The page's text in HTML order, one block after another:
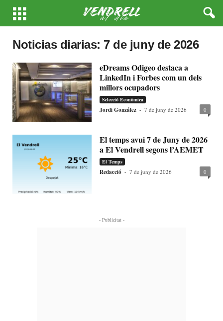
Noticias diarias: 7 de juny de 2026
eDreams Odigeo destaca a
LinkedIn i Forbes com un dels
millors ocupadors
Selecció Econòmica
Jordi González - 7 de juny de 2026 0
El temps avui 7 de Juny de 2026
a El Vendrell segons l’AEMET
El Temps
Redacció - 7 de juny de 2026 0
- Publicitat -